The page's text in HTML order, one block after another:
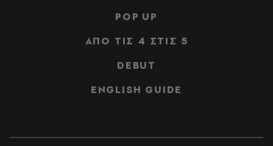
POP UP
ΑΠΟ ΤΙΣ 4 ΣΤΙΣ 5
DEBUT
ENGLISH GUIDE